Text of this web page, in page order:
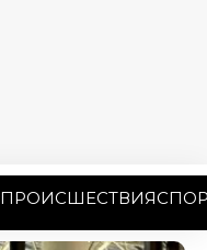
ПРОИСШЕСТВИЯ